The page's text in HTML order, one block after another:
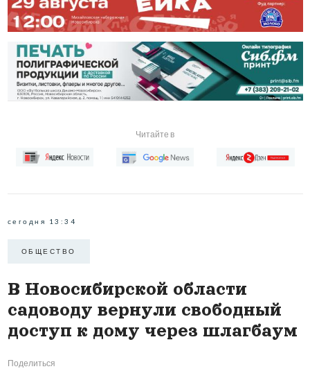
Читайте в
сегодня 13:34
ОБЩЕСТВО
В Новосибирской области
садоводу вернули свободный
доступ к дому через шлагбаум
Поделиться